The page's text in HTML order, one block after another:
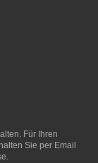
Für Ihren
Sie per Email